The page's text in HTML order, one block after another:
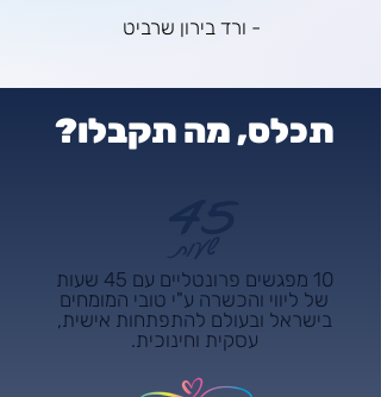
- ורד בירון שרביט
תכלס, מה תקבלו?
10 מפגשים פרונטליים עם 45 שעות
של ליווי והכשרה ע"י טובי המומחים
בישראל ובעולם להתפתחות אישית,
עסקית וחינוכית.